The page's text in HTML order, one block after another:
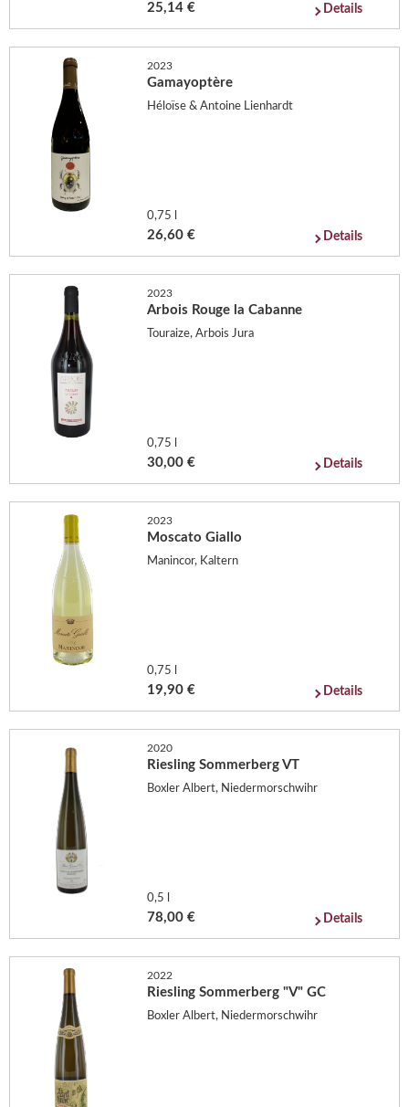
25,14 € Details
2023
Gamayoptère
Héloïse & Antoine Lienhardt
0,75 l
26,60 € Details
2023
Arbois Rouge la Cabanne
Touraize, Arbois Jura
0,75 l
30,00 € Details
2023
Moscato Giallo
Manincor, Kaltern
0,75 l
19,90 € Details
2020
Riesling Sommerberg VT
Boxler Albert, Niedermorschwihr
0,5 l
78,00 € Details
2022
Riesling Sommerberg "V" GC
Boxler Albert, Niedermorschwihr